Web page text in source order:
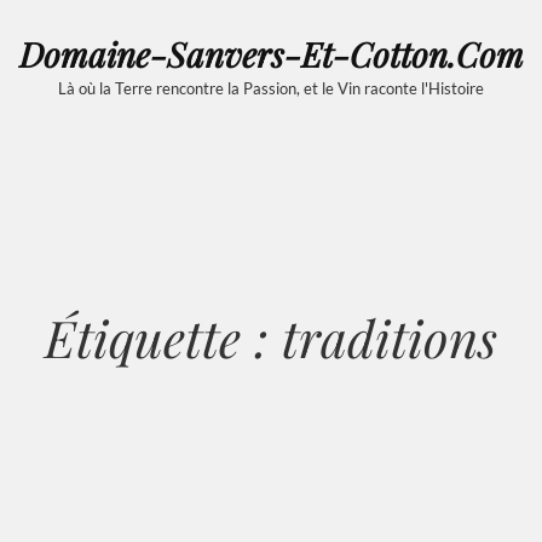
Domaine-Sanvers-Et-Cotton.com
Là où la Terre rencontre la Passion, et le Vin raconte l'Histoire
Étiquette : traditions